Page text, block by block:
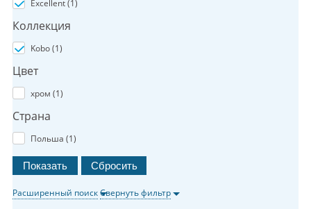
Excellent (1)
Коллекция
Kobo (1)
Цвет
хром (1)
Страна
Польша (1)
Расширенный поискСвернуть фильтр